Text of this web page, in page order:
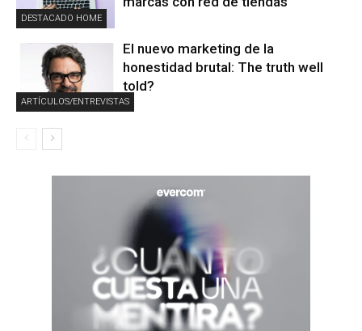
DESTACADO HOME
ARTÍCULOS/ENTREVISTAS
El nuevo marketing de la
honestidad brutal: The truth well
told?